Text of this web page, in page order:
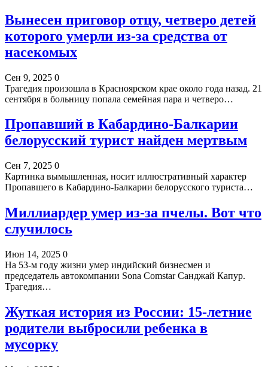
Вынесен приговор отцу, четверо детей
которого умерли из-за средства от
насекомых
Сен 9, 2025 0
Трагедия произошла в Красноярском крае около года назад. 21
сентября в больницу попала семейная пара и четверо…
Пропавший в Кабардино-Балкарии
белорусский турист найден мертвым
Сен 7, 2025 0
Картинка вымышленная, носит иллюстративный характер
Пропавшего в Кабардино-Балкарии белорусского туриста…
Миллиардер умер из-за пчелы. Вот что
случилось
Июн 14, 2025 0
На 53-м году жизни умер индийский бизнесмен и
председатель автокомпании Sona Comstar Санджай Капур.
Трагедия…
Жуткая история из России: 15-летние
родители выбросили ребенка в
мусорку